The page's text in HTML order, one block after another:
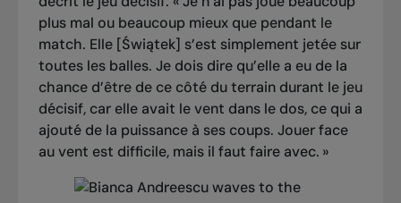
plus mal ou beaucoup mieux que pendant le
match. Elle [Świątek] s’est simplement jetée sur
toutes les balles. Je dois dire qu’elle a eu de la
chance d’être de ce côté du terrain durant le jeu
décisif, car elle avait le vent dans le dos, ce qui a
ajouté de la puissance à ses coups. Jouer face
au vent est difficile, mais il faut faire avec. »